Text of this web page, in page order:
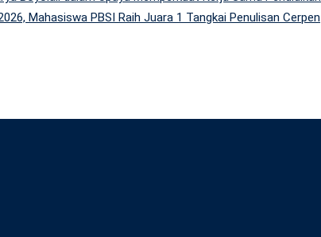
Mahasiswa PBSI Raih Juara 1 Tangkai Penulisan Cerpen